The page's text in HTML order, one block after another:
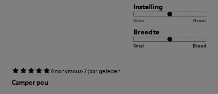
Instelling
Klein Groot
Breedte
Smal Breed
Anonymous·2 jaar geleden
Camper peu